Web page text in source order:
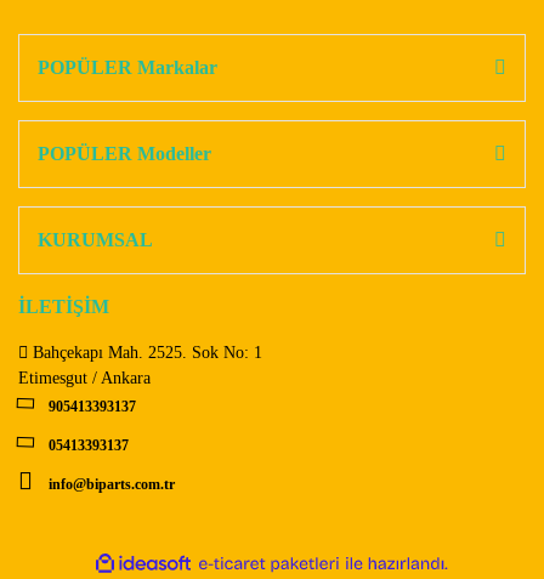
Ürün açıklamasında eksik bilgiler bulunuyor.
Bu ürüne benzer farklı alternatifler olmalı.
POPÜLER Markalar
POPÜLER Modeller
KURUMSAL
İLETİŞİM
Bahçekapı Mah. 2525. Sok No: 1
Etimesgut / Ankara
905413393137
05413393137
info@biparts.com.tr
ideasoft
e-